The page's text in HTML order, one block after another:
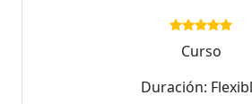
Curso
Duración: